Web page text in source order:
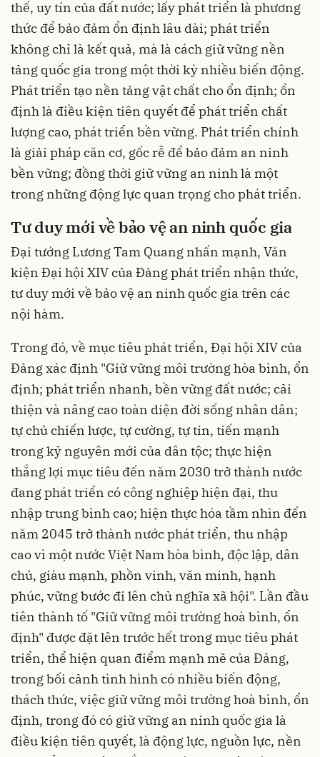
thế, uy tín của đất nước; lấy phát triển là phương
thức để bảo đảm ổn định lâu dài; phát triển
không chỉ là kết quả, mà là cách giữ vững nền
tảng quốc gia trong một thời kỳ nhiều biến động.
Phát triển tạo nền tảng vật chất cho ổn định; ổn
định là điều kiện tiên quyết để phát triển chất
lượng cao, phát triển bền vững. Phát triển chính
là giải pháp căn cơ, gốc rễ để bảo đảm an ninh
bền vững; đồng thời giữ vững an ninh là một
trong những động lực quan trọng cho phát triển.
Tư duy mới về bảo vệ an ninh quốc gia
Đại tướng Lương Tam Quang nhấn mạnh, Văn
kiện Đại hội XIV của Đảng phát triển nhận thức,
tư duy mới về bảo vệ an ninh quốc gia trên các
nội hàm.
Trong đó, về mục tiêu phát triển, Đại hội XIV của
Đảng xác định "Giữ vững môi trường hòa bình, ổn
định; phát triển nhanh, bền vững đất nước; cải
thiện và nâng cao toàn diện đời sống nhân dân;
tự chủ chiến lược, tự cường, tự tin, tiến mạnh
trong kỷ nguyên mới của dân tộc; thực hiện
thắng lợi mục tiêu đến năm 2030 trở thành nước
đang phát triển có công nghiệp hiện đại, thu
nhập trung bình cao; hiện thực hóa tầm nhìn đến
năm 2045 trở thành nước phát triển, thu nhập
cao vì một nước Việt Nam hòa bình, độc lập, dân
chủ, giàu mạnh, phồn vinh, văn minh, hạnh
phúc, vững bước đi lên chủ nghĩa xã hội". Lần đầu
tiên thành tố "Giữ vững môi trường hoà bình, ổn
định" được đặt lên trước hết trong mục tiêu phát
triển, thể hiện quan điểm mạnh mẽ của Đảng,
trong bối cảnh tình hình có nhiều biến động,
thách thức, việc giữ vững môi trường hoà bình, ổn
định, trong đó có giữ vững an ninh quốc gia là
điều kiện tiên quyết, là động lực, nguồn lực, nền